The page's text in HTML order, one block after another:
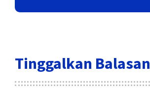
Tinggalkan Balasan